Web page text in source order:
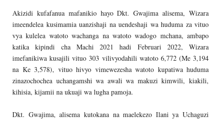
Akizidi kufafanua mafanikio hayo Dkt. Gwajima alisema, Wizara
imeendelea kusimamia uanzishaji na uendeshaji wa huduma za vituo
vya kulelea watoto wachanga na watoto wadogo mchana, ambapo
katika kipindi cha Machi 2021 hadi Februari 2022, Wizara
imefanikiwa kusajili vituo 303 vilivyodahili watoto 6,772 (Me 3,194
na Ke 3,578), vituo hivyo vimewezesha watoto kupatiwa huduma
zinazochochea uchangamshi wa awali wa makuzi kimwili, kiakili,
kihisia, kijamii na ukuaji wa lugha pamoja.
Dkt. Gwajima, alisema kutokana na maelekezo Ilani ya Uchaguzi